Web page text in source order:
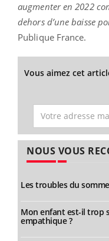
augmenter en 2022
dehors d’une baisse
Publique France.
Vous aimez cet
NOUS VOUS
Les troubles du
Mon enfant est-il trop
empathique ?